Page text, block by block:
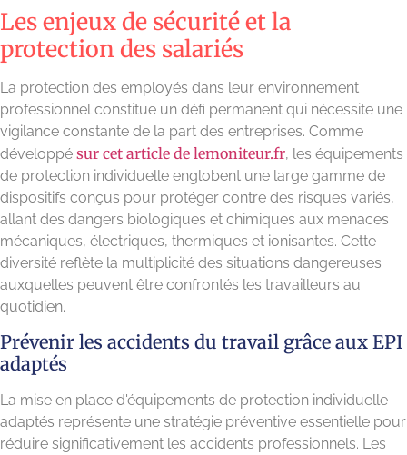
Les enjeux de sécurité et la
protection des salariés
La protection des employés dans leur environnement
professionnel constitue un défi permanent qui nécessite une
vigilance constante de la part des entreprises. Comme
développé sur cet article de lemoniteur.fr, les équipements
de protection individuelle englobent une large gamme de
dispositifs conçus pour protéger contre des risques variés,
allant des dangers biologiques et chimiques aux menaces
mécaniques, électriques, thermiques et ionisantes. Cette
diversité reflète la multiplicité des situations dangereuses
auxquelles peuvent être confrontés les travailleurs au
quotidien.
Prévenir les accidents du travail grâce aux EPI
adaptés
La mise en place d'équipements de protection individuelle
adaptés représente une stratégie préventive essentielle pour
réduire significativement les accidents professionnels. Les